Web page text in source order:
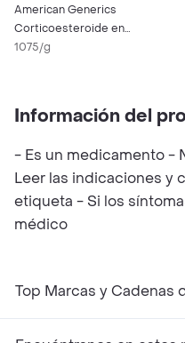
American Generics
Corticoesteroide en
Crema Tópica
1075/g
Información del
- Es un medicamento -
Leer las indicaciones y
etiqueta - Si los
médico
Top Marcas y Cadenas